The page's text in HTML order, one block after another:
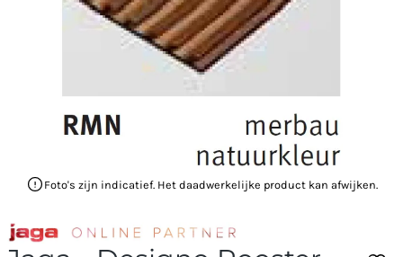
Foto's zijn indicatief. Het daadwerkelijke product kan afwijken.